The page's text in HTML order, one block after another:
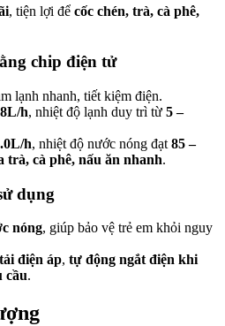
, tiện lợi để cốc chén, trà, cà phê,
chip điện tử
lạnh nhanh, tiết kiệm điện.
h, nhiệt độ lạnh duy trì từ 5 –
h, nhiệt độ nước nóng đạt 85 –
trà, cà phê, nấu ăn nhanh.
dụng
nóng, giúp bảo vệ trẻ em khỏi nguy
điện áp, tự động ngắt điện khi
cầu.